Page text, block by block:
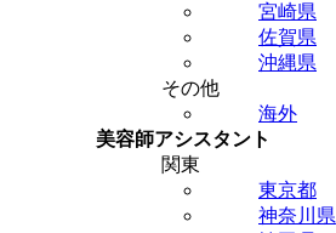
宮崎県
佐賀県
沖縄県
その他
海外
美容師アシスタント
関東
東京都
神奈川県